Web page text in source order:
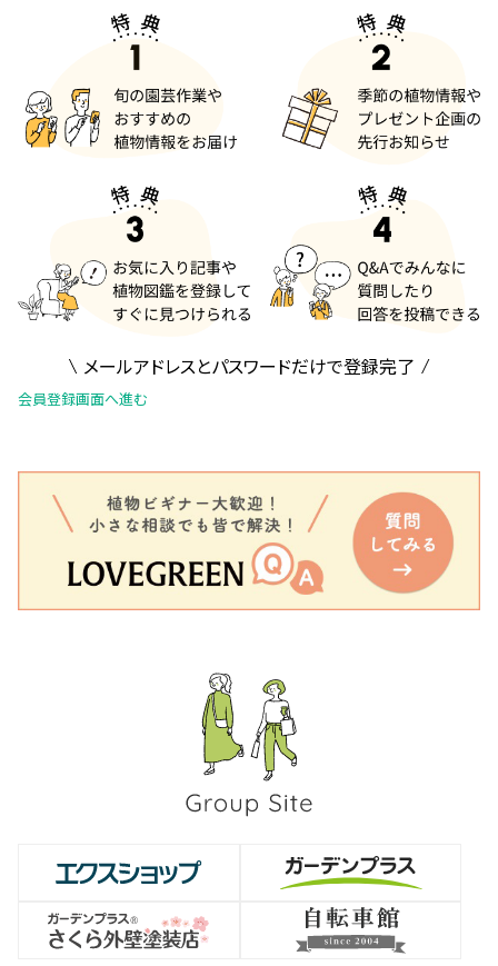
メールアドレスとパスワードだけで登録完了
会員登録画面へ進む